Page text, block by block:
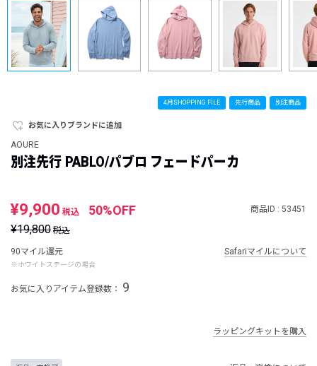
別注商品
先行商品
4月SHOPPING FILE
お気に入りブランドに追加
AOURE
別注先行 PABLO/パブロ フェードパーカ
¥9,900 税込 50%OFF 商品ID : 53451
¥19,800 税込
90マイル還元
※ホワイトステージの場合
Safariマイルについて
お気に入りアイテム登録数： 9
ラッピングキットを購入